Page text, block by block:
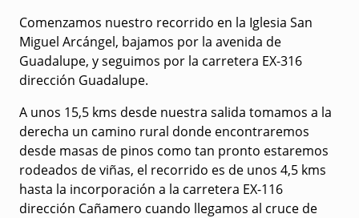
Comenzamos nuestro recorrido en la Iglesia San
Miguel Arcángel, bajamos por la avenida de
Guadalupe, y seguimos por la carretera EX-316
dirección Guadalupe.
A unos 15,5 kms desde nuestra salida tomamos a la
derecha un camino rural donde encontraremos
desde masas de pinos como tan pronto estaremos
rodeados de viñas, el recorrido es de unos 4,5 kms
hasta la incorporación a la carretera EX-116
dirección Cañamero cuando llegamos al cruce de